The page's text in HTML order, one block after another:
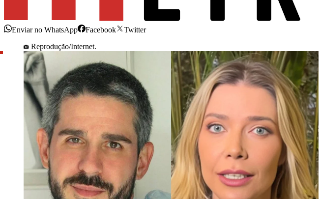
Enviar no WhatsApp Facebook
Twitter
Reprodução/Internet.